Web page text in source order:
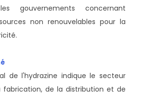
gouvernements concernant
non renouvelables pour la
de l'hydrazine indique le secteur
de la distribution et de